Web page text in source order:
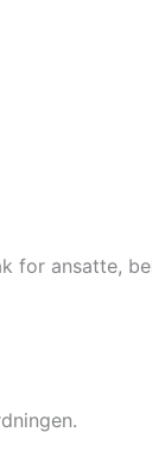
for ansatte,